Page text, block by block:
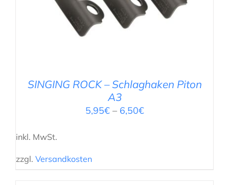
AUSFÜHRUNG WÄHLEN / DETAILS
SINGING ROCK – Schlaghaken Piton
A3
5,95€– 6,50€
inkl. MwSt.
zzgl. Versandkosten